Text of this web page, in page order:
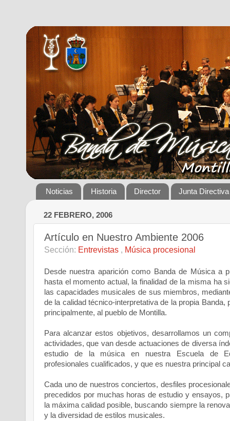
Noticias Historia Director Junta Directiva
22 FEBRERO, 2006
Artículo en Nuestro Ambiente 2006
Sección: Entrevistas , Música procesional
Desde nuestra aparición como Banda de Música a
hasta el momento actual, la finalidad de la misma ha
las capacidades musicales de sus miembros,
de la calidad técnico-interpretativa de la propia Banda,
principalmente, al pueblo de Montilla.
Para alcanzar estos objetivos, desarrollamos un
actividades, que van desde actuaciones de diversa
estudio de la música en nuestra Escuela de
profesionales cualificados, y que es nuestra principal
Cada uno de nuestros conciertos, desfiles
precedidos por muchas horas de estudio y ensayos,
la máxima calidad posible, buscando siempre la
y la diversidad de estilos musicales.